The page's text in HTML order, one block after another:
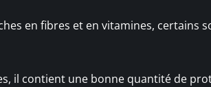
en fibres et en vitamines, certains
il contient une bonne quantité de